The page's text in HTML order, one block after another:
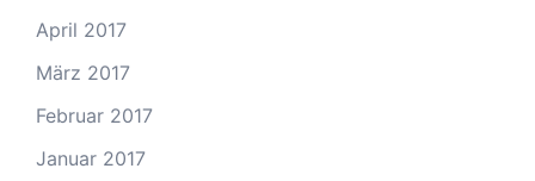
April 2017
März 2017
Februar 2017
Januar 2017